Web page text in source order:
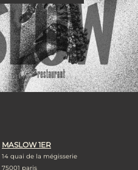
MASLOW 1ER
14 quai de la mégisserie
75001 paris